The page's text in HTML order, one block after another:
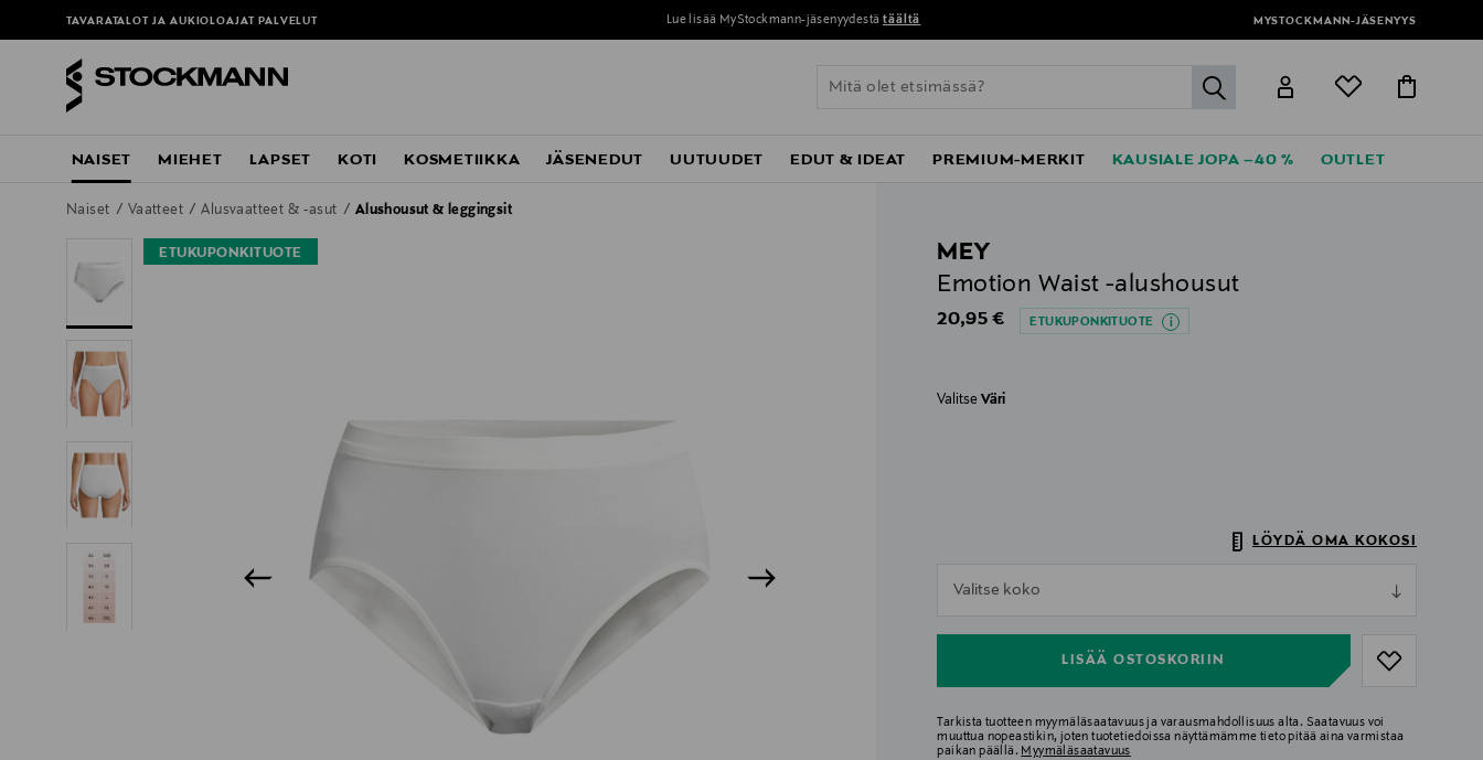
TAVARATALOT JA AUKIOLOAJAT PALVELUT Lue lisää MyStockmann-jäsenyydestä täältä MYSTOCKMANN-JÄSENYYS
label.header.go
NAISET MIEHET LAPSET KOTI KOSMETIIKKA JÄSENEDUT UUTUUDET EDUT & IDEAT PREMIUM-MERKIT KAUSIALE JOPA –40 % OUTLET
Naiset Vaatteet Alusvaatteet & -asut Alushousut & leggingsit
ETUKUPONKITUOTE
MEY
Emotion Waist -alushousut
Original Price
20,95 € ETUKUPONKITUOTE
ValitseVäri
LÖYDÄ OMA KOKOSI
Valitse koko
LISÄÄ OSTOSKORIIN
Tarkista tuotteen myymäläsaatavuus ja varausmahdollisuus alta. Saatavuus voi
muuttua nopeastikin, joten tuotetiedoissa näyttämämme tieto pitää aina varmistaa
paikan päällä. Myymäläsaatavuus